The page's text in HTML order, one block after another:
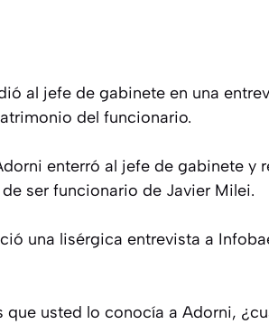
al jefe de gabinete en una
del funcionario.
enterró al jefe de gabinete y
ser funcionario de Javier Milei.
una lisérgica entrevista a
que usted lo conocía a Adorni,